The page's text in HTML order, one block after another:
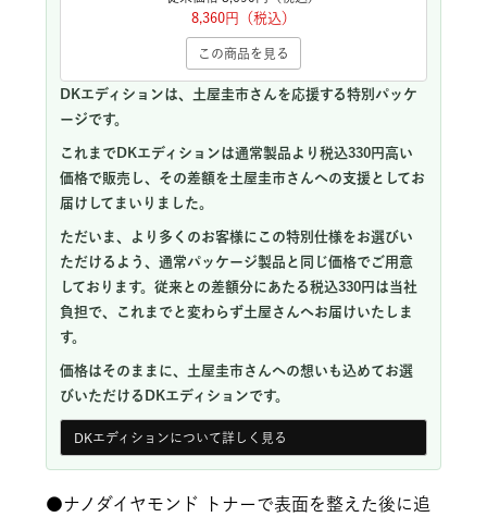
8,360円（税込）
この商品を見る
DKエディションは、土屋圭市さんを応援する特別パッケ
ージです。
これまでDKエディションは通常製品より税込330円高い
価格で販売し、その差額を土屋圭市さんへの支援としてお
届けしてまいりました。
ただいま、より多くのお客様にこの特別仕様をお選びい
ただけるよう、通常パッケージ製品と同じ価格でご用意
しております。従来との差額分にあたる税込330円は当社
負担で、これまでと変わらず土屋さんへお届けいたしま
す。
価格はそのままに、土屋圭市さんへの想いも込めてお選
びいただけるDKエディションです。
DKエディションについて詳しく見る
●ナノダイヤモンド トナーで表面を整えた後に追